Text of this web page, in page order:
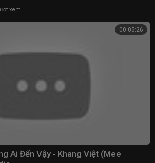
xem
00:05:26
Ai Đến Vậy - Khang Việt (Mee